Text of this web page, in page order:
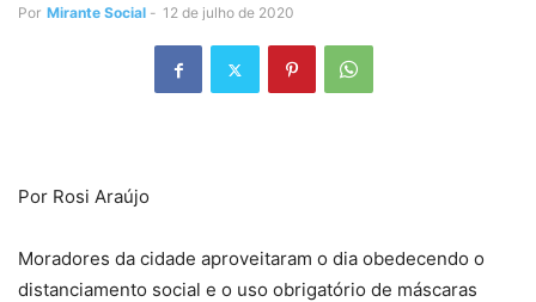
Por Mirante Social - 12 de julho de 2020
Por Rosi Araújo
Moradores da cidade aproveitaram o dia obedecendo o
distanciamento social e o uso obrigatório de máscaras